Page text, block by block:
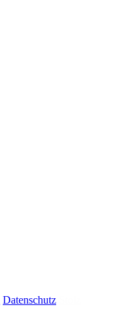
Datenschutz